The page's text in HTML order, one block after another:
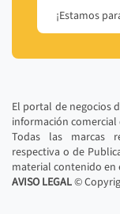
¡Estamos
El portal de negocios
información comercial
Todas las marcas
respectiva o de
material contenido
AVISO LEGAL©